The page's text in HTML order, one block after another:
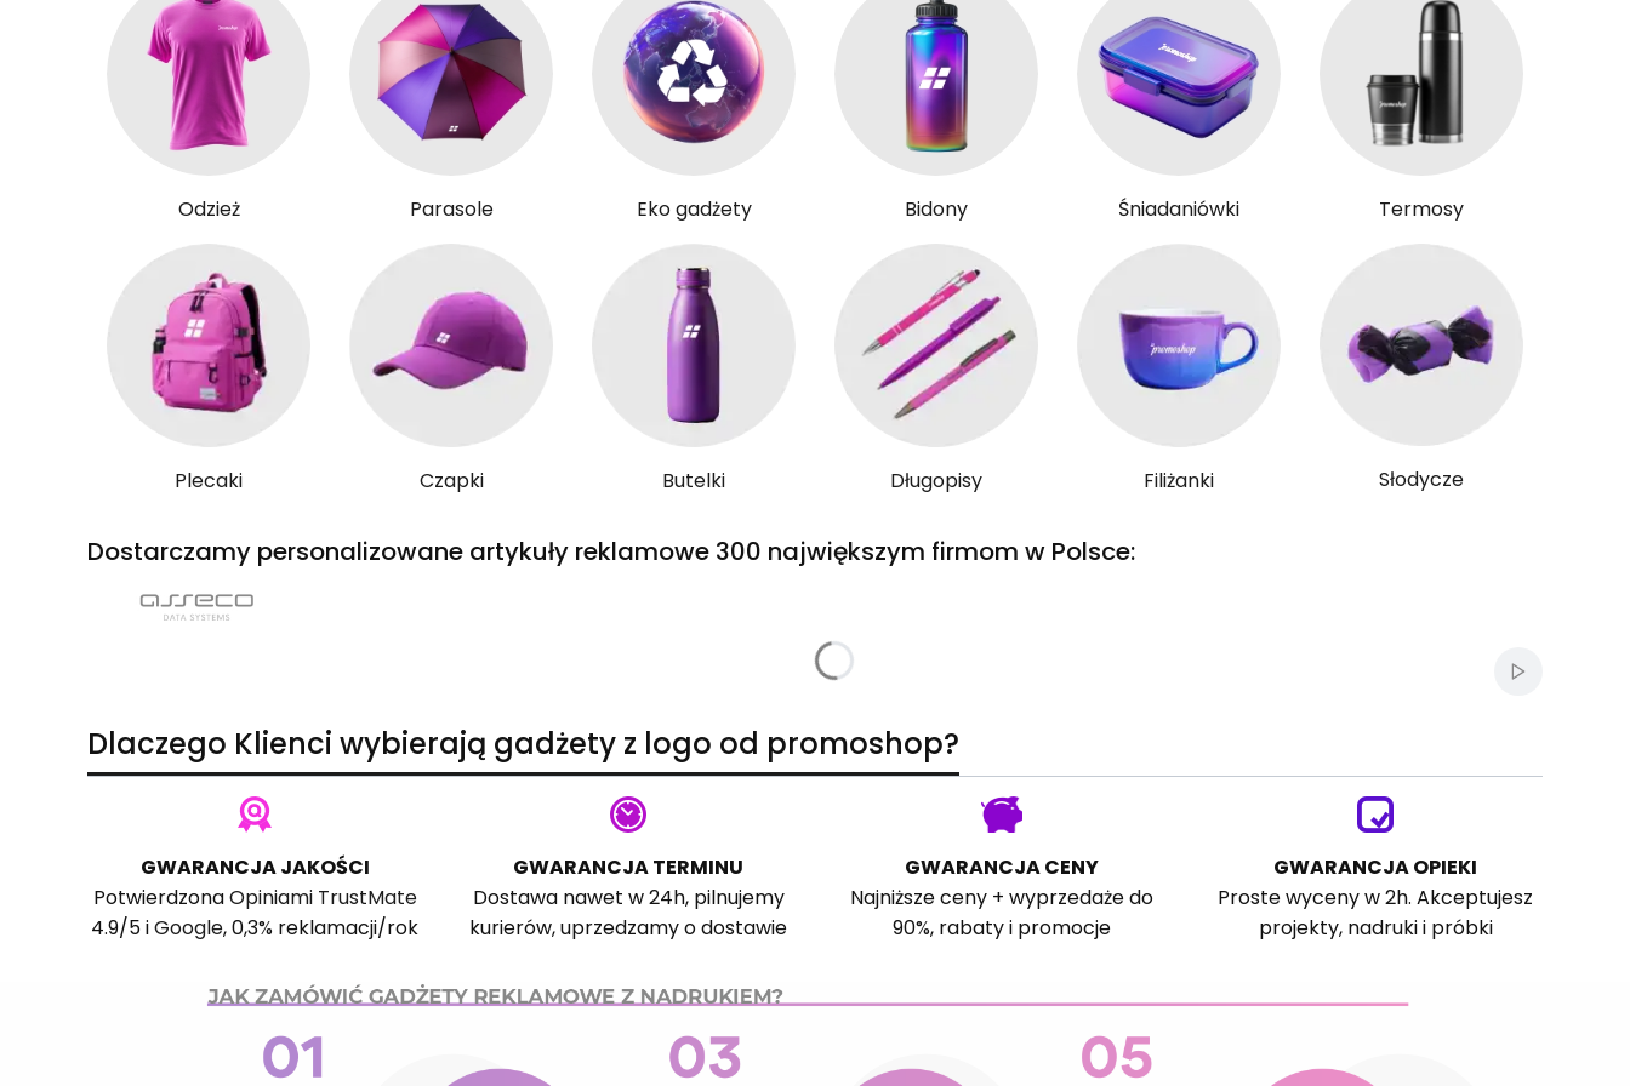
Odzież Parasole Eko gadżety Bidony Śniadaniówki Termosy
Plecaki Czapki Butelki Długopisy Filiżanki Słodycze
Dostarczamy personalizowane artykuły reklamowe 300 największym firmom w Polsce:
Włącz
Dlaczego Klienci wybierają gadżety z logo od promoshop?
GWARANCJA JAKOŚCI
PotwierdzonaOpiniami TrustMate
4.9/5 iGoogle, 0,3% reklamacji/rok
GWARANCJA TERMINU
Dostawa nawet w 24h, pilnujemy
kurierów, uprzedzamy o dostawie
GWARANCJA CENY
Najniższe ceny + wyprzedaże do
90%, rabaty i promocje
GWARANCJA OPIEKI
Proste wyceny w 2h. Akceptujesz
projekty, nadruki i próbki